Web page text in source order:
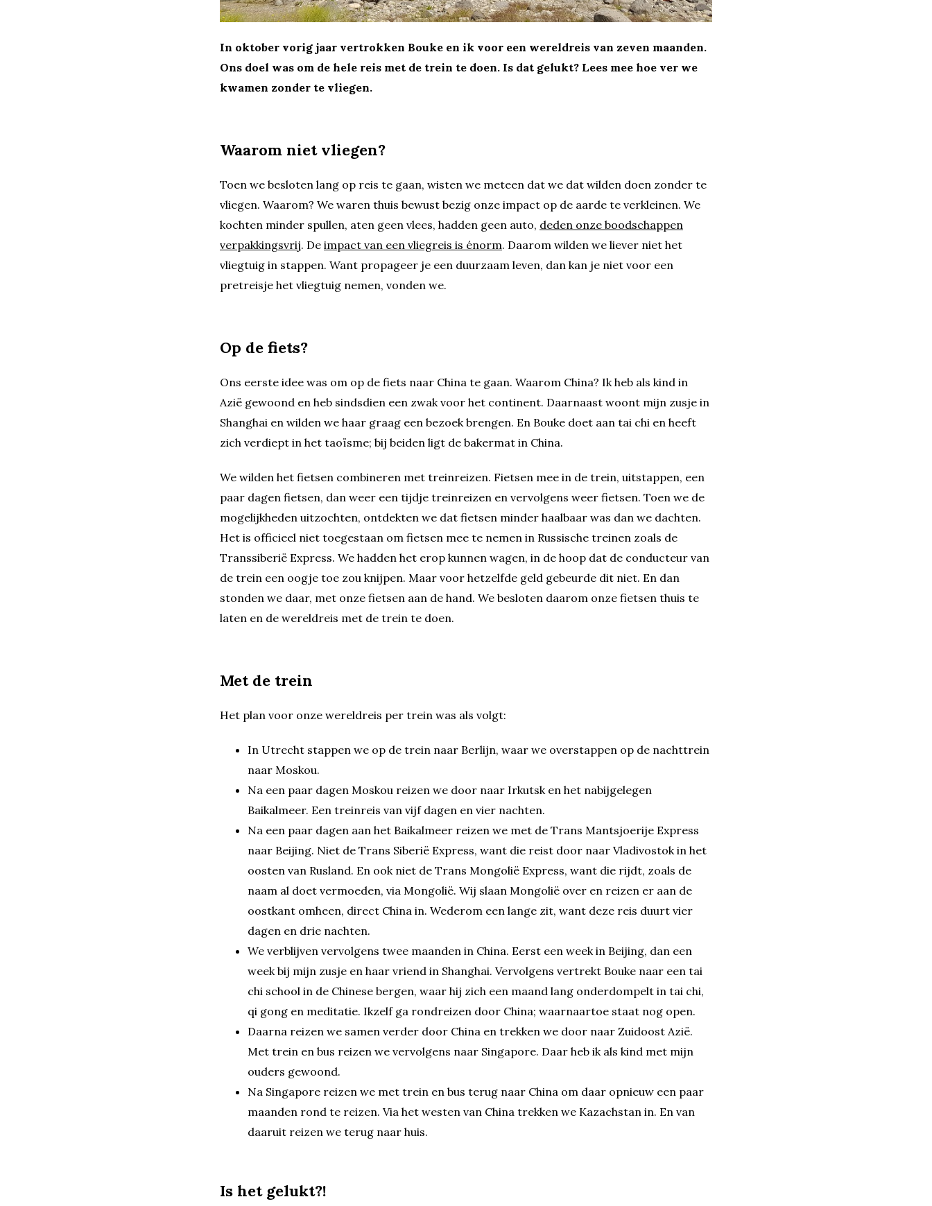
In oktober vorig jaar vertrokken Bouke en ik voor een wereldreis van zeven maanden.
Ons doel was om de hele reis met de trein te doen. Is dat gelukt? Lees mee hoe ver we
kwamen zonder te vliegen.
Waarom niet vliegen?
Toen we besloten lang op reis te gaan, wisten we meteen dat we dat wilden doen zonder te
vliegen. Waarom? We waren thuis bewust bezig onze impact op de aarde te verkleinen. We
kochten minder spullen, aten geen vlees, hadden geen auto, deden onze boodschappen
verpakkingsvrij. De impact van een vliegreis is énorm. Daarom wilden we liever niet het
vliegtuig in stappen. Want propageer je een duurzaam leven, dan kan je niet voor een
pretreisje het vliegtuig nemen, vonden we.
Op de fiets?
Ons eerste idee was om op de fiets naar China te gaan. Waarom China? Ik heb als kind in
Azië gewoond en heb sindsdien een zwak voor het continent. Daarnaast woont mijn zusje in
Shanghai en wilden we haar graag een bezoek brengen. En Bouke doet aan tai chi en heeft
zich verdiept in het taoïsme; bij beiden ligt de bakermat in China.
We wilden het fietsen combineren met treinreizen. Fietsen mee in de trein, uitstappen, een
paar dagen fietsen, dan weer een tijdje treinreizen en vervolgens weer fietsen. Toen we de
mogelijkheden uitzochten, ontdekten we dat fietsen minder haalbaar was dan we dachten.
Het is officieel niet toegestaan om fietsen mee te nemen in Russische treinen zoals de
Transsiberië Express. We hadden het erop kunnen wagen, in de hoop dat de conducteur van
de trein een oogje toe zou knijpen. Maar voor hetzelfde geld gebeurde dit niet. En dan
stonden we daar, met onze fietsen aan de hand. We besloten daarom onze fietsen thuis te
laten en de wereldreis met de trein te doen.
Met de trein
Het plan voor onze wereldreis per trein was als volgt:
In Utrecht stappen we op de trein naar Berlijn, waar we overstappen op de nachttrein
naar Moskou.
Na een paar dagen Moskou reizen we door naar Irkutsk en het nabijgelegen
Baikalmeer. Een treinreis van vijf dagen en vier nachten.
Na een paar dagen aan het Baikalmeer reizen we met de Trans Mantsjoerije Express
naar Beijing. Niet de Trans Siberië Express, want die reist door naar Vladivostok in het
oosten van Rusland. En ook niet de Trans Mongolië Express, want die rijdt, zoals de
naam al doet vermoeden, via Mongolië. Wij slaan Mongolië over en reizen er aan de
oostkant omheen, direct China in. Wederom een lange zit, want deze reis duurt vier
dagen en drie nachten.
We verblijven vervolgens twee maanden in China. Eerst een week in Beijing, dan een
week bij mijn zusje en haar vriend in Shanghai. Vervolgens vertrekt Bouke naar een tai
chi school in de Chinese bergen, waar hij zich een maand lang onderdompelt in tai chi,
qi gong en meditatie. Ikzelf ga rondreizen door China; waarnaartoe staat nog open.
Daarna reizen we samen verder door China en trekken we door naar Zuidoost Azië.
Met trein en bus reizen we vervolgens naar Singapore. Daar heb ik als kind met mijn
ouders gewoond.
Na Singapore reizen we met trein en bus terug naar China om daar opnieuw een paar
maanden rond te reizen. Via het westen van China trekken we Kazachstan in. En van
daaruit reizen we terug naar huis.
Is het gelukt?!